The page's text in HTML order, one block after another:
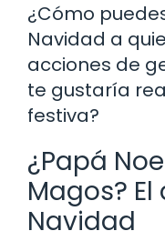
¿Cómo
Navidad a
acciones de
te gustaría
festiva?
¿Papá
Magos?
Navidad